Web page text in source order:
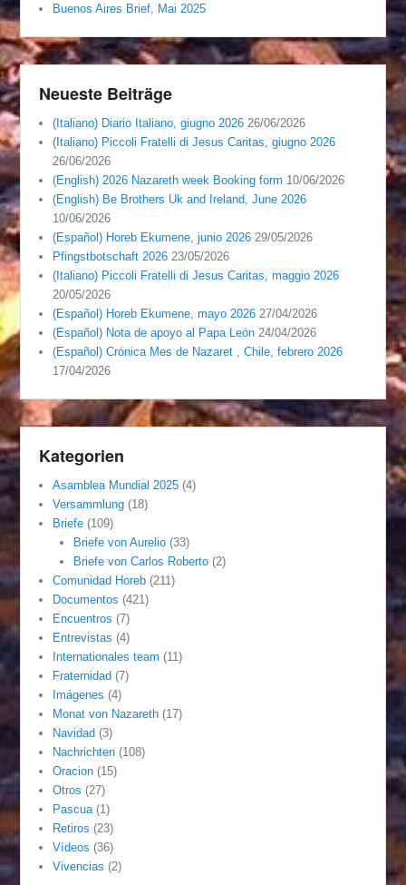
Buenos Aires Brief, Mai 2025
Neueste Beiträge
(Italiano) Diario Italiano, giugno 2026 26/06/2026
(Italiano) Piccoli Fratelli di Jesus Caritas, giugno 2026
26/06/2026
(English) 2026 Nazareth week Booking form 10/06/2026
(English) Be Brothers Uk and Ireland, June 2026
10/06/2026
(Español) Horeb Ekumene, junio 2026 29/05/2026
Pfingstbotschaft 2026 23/05/2026
(Italiano) Piccoli Fratelli di Jesus Caritas, maggio 2026
20/05/2026
(Español) Horeb Ekumene, mayo 2026 27/04/2026
(Español) Nota de apoyo al Papa León 24/04/2026
(Español) Crónica Mes de Nazaret , Chile, febrero 2026
17/04/2026
Kategorien
Asamblea Mundial 2025 (4)
Versammlung (18)
Briefe (109)
Briefe von Aurelio(33)
Briefe von Carlos Roberto(2)
Comunidad Horeb (211)
Documentos (421)
Encuentros (7)
Entrevistas (4)
Internationales team (11)
Fraternidad (7)
Imágenes (4)
Monat von Nazareth (17)
Navidad (3)
Nachrichten (108)
Oracion (15)
Otros (27)
Pascua (1)
Retiros (23)
Vídeos (36)
Vivencias (2)